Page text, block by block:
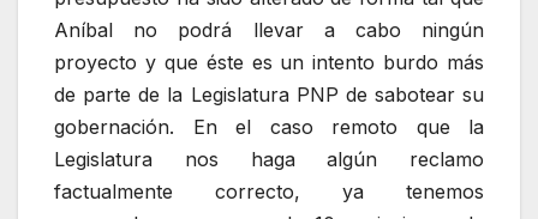
Aníbal no podrá llevar a cabo ningún
proyecto y que éste es un intento burdo más
de parte de la Legislatura PNP de sabotear su
gobernación. En el caso remoto que la
Legislatura nos haga algún reclamo
factualmente correcto, ya tenemos